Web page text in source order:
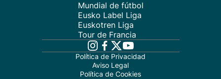
Mundial de fútbol
Eusko Label Liga
Euskotren Liga
Tour de Francia
Política de Privacidad
Aviso Legal
Política de Cookies